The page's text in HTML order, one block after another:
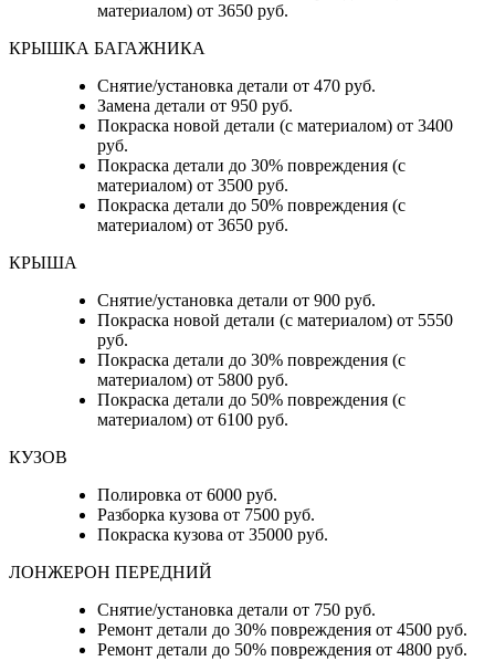
материалом) от 3650 руб.
КРЫШКА БАГАЖНИКА
Снятие/установка детали от 470 руб.
Замена детали от 950 руб.
Покраска новой детали (с материалом) от 3400
руб.
Покраска детали до 30% повреждения (с
материалом) от 3500 руб.
Покраска детали до 50% повреждения (с
материалом) от 3650 руб.
КРЫША
Снятие/установка детали от 900 руб.
Покраска новой детали (с материалом) от 5550
руб.
Покраска детали до 30% повреждения (с
материалом) от 5800 руб.
Покраска детали до 50% повреждения (с
материалом) от 6100 руб.
КУЗОВ
Полировка от 6000 руб.
Разборка кузова от 7500 руб.
Покраска кузова от 35000 руб.
ЛОНЖЕРОН ПЕРЕДНИЙ
Снятие/установка детали от 750 руб.
Ремонт детали до 30% повреждения от 4500 руб.
Ремонт детали до 50% повреждения от 4800 руб.